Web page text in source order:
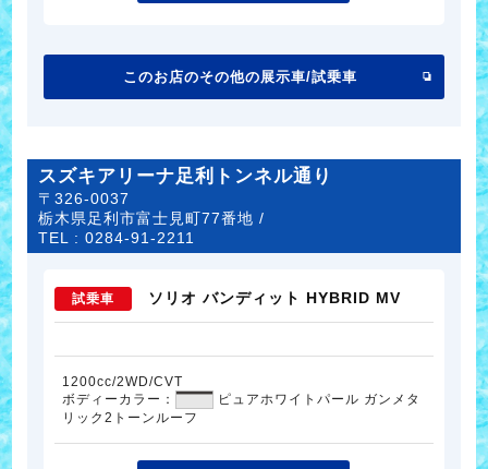
このお店のその他の展示車/試乗車
スズキアリーナ足利トンネル通り
〒326-0037
栃木県足利市富士見町77番地 /
TEL :0284-91-2211
試乗車 ソリオ バンディット HYBRID MV
1200cc/2WD/CVT
ボディーカラー：
ピュアホワイトパール ガンメタ
リック2トーンルーフ